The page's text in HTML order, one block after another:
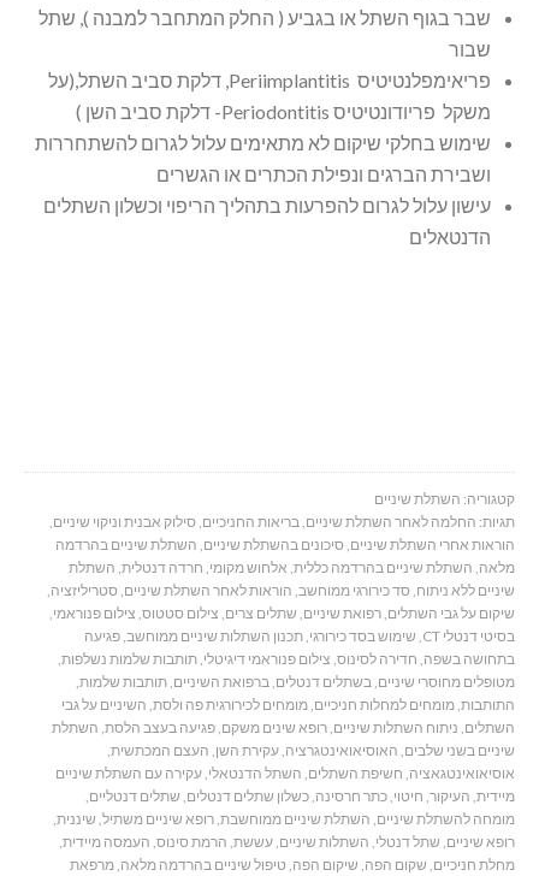
שבר בגוף השתל או בגביע ( החלק המתחבר למבנה ), שתל
שבור
פריאימפלנטיטיס Periimplantitis, דלקת סביב השתל,(על
משקל פריודונטיטיס Periodontitis- דלקת סביב השן )
שימוש בחלקי שיקום לא מתאימים עלול לגרום להשתחררות
ושבירת הברגים ונפילת הכתרים או הגשרים
עישון עלול לגרום להפרעות בתהליך הריפוי וכשלון השתלים
הדנטאלים
קטגוריה: השתלת שיניים
תגיות: החלמה לאחר השתלת שיניים,בריאות החניכיים, סילוק אבנית וניקוי שיניים,
הוראות אחרי השתלת שיניים, סיכונים בהשתלת שיניים, השתלת שיניים בהרדמה
מלאה, השתלת שיניים בהרדמה כללית, אלחוש מקומי, חרדה דנטלית, השתלת
שיניים ללא ניתוח, סד כירורגי ממוחשב, הוראות לאחר השתלת שיניים, סטריליזציה,
שיקום על גבי השתלים,רפואת שיניים, שתלים צרים, צילום סטטוס, צילום פנוראמי,
בסיטי דנטלי CT
, שימוש בסד כירורגי,תכנון השתלות שיניים ממוחשב,פגיעה
בתחושה בשפה, חדירה לסינוס, צילום פנוראמי דיגיטלי,תותבות שלמות נשלפות,
מטופלים מחוסרי שיניים,בשתלים דנטלים,ברפואת השיניים,תותבות שלמות,
התותבות,מומחים למחלות חניכיים,מומחים לכירורגית פה ולסת, השיניים על גבי
השתלים, ניתוח השתלות שיניים,רופא שינים משקם,פגיעה בעצב הלסת, השתלת
שיניים בשני שלבים, האוסיאואינטגרציה,עקירת השן, העצם המכתשית,
אוסיאואינטגאציה, חשיפת השתלים, השתל הדנטאלי,עקירה עם השתלת שיניים
מיידית, העיקור, חיטוי,כתר חרסינה,כשלון שתלים דנטלים, שתלים דנטליים,
מומחה להשתלת שיניים, השתלת שיניים ממוחשבת,רופא שיניים משתיל, שיננית,
רופא שיניים, שתל דנטלי, השתלות שיניים,עששת, הרמת סינוס, העמסה מיידית,
מחלת חניכיים, שקום הפה, שיקום הפה, טיפול שיניים בהרדמה מלאה,מרפאת